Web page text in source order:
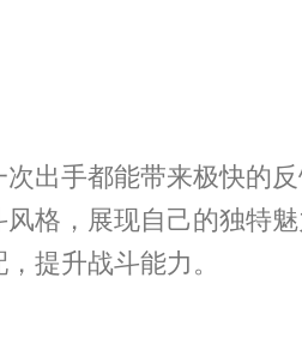
出手都能带来极快的
格，展现自己的独特
提升战斗能力。